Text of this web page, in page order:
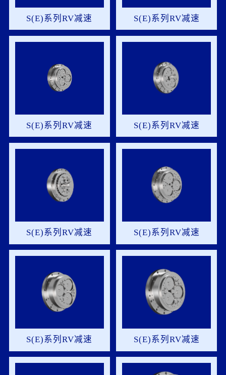
S(E)系列RV减速
机-06S-裸机
S(E)系列RV减速
机-20S-裸机
S(E)系列RV减速
机-35S-裸机
S(E)系列RV减速
机-40S-裸机
S(E)系列RV减速
机-65S-裸机
S(E)系列RV减速
机-80S-裸机
S(E)系列RV减速
机-110S-裸机
S(E)系列RV减速
机-160S-裸机